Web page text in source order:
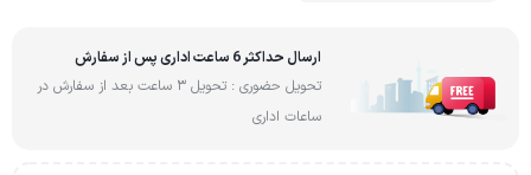
ارسال حداکثر 6 ساعت اداری پس از سفارش
تحویل حضوری : تحویل 3 ساعت بعد از سفارش در
ساعات اداری